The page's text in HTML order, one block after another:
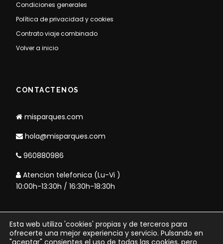
Condiciones generales
Política de privacidad y cookies
Contrato viaje combinado
Volver a inicio
CONTACTENOS
misparques.com
hola@misparques.com
960880986
Atencion telefonica (Lu-Vi )
10:00h-13:30h / 16:30h-18:30h
Copyright 2006 - misparques.com
Esta web utiliza 'cookies' propias y de terceros para
ofrecerte una mejor experiencia y servicio. Pulsando en
"aceptar" consientes el uso de todas las cookies, pero